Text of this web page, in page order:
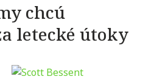
chcú
letecké útoky